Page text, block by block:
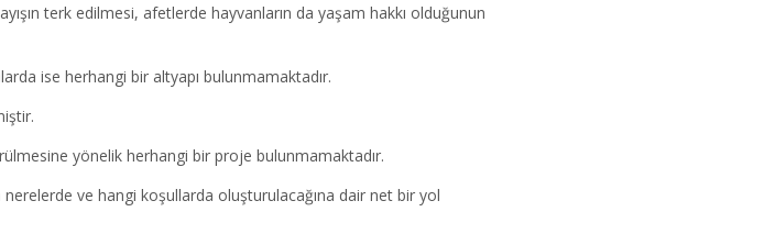
terk edilmesi, afetlerde hayvanların da yaşam hakkı olduğunun
ise herhangi bir altyapı bulunmamaktadır.
yönelik herhangi bir proje bulunmamaktadır.
nerelerde ve hangi koşullarda oluşturulacağına dair net bir yol